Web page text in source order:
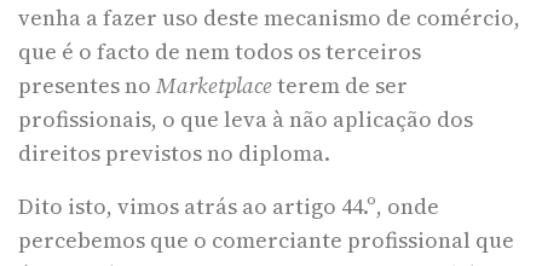
venha a fazer uso deste mecanismo de comércio,
que é o facto de nem todos os terceiros
presentes noMarketplaceterem de ser
profissionais, o que leva à não aplicação dos
direitos previstos no diploma.
Dito isto, vimos atrás ao artigo 44.º, onde
percebemos que o comerciante profissional que